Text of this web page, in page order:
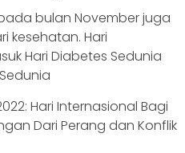
bulan November juga
kesehatan. Hari
Hari Diabetes Sedunia
Hari Internasional Bagi
Dari Perang dan Konflik